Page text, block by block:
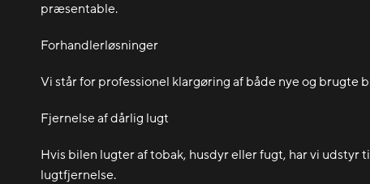
præsentable.
Forhandlerløsninger
Vi står for professionel klargøring af både nye og brugte
Fjernelse af dårlig lugt
Hvis bilen lugter af tobak, husdyr eller fugt, har vi udstyr
lugtfjernelse.